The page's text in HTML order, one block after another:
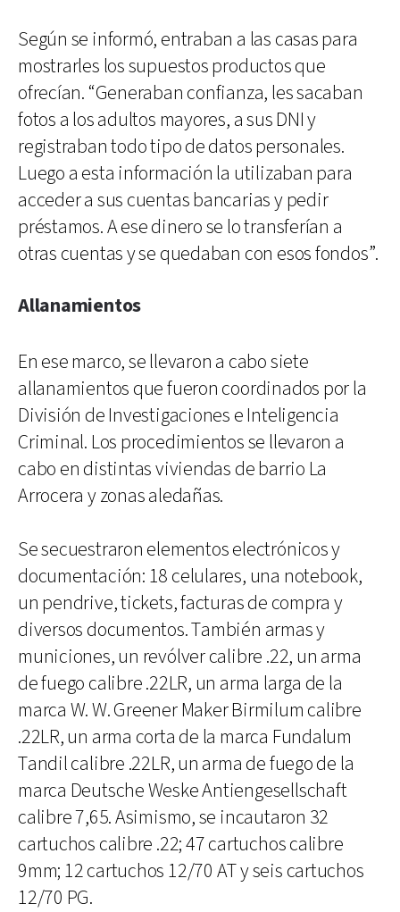
Según se informó, entraban a las casas para
mostrarles los supuestos productos que
ofrecían. “Generaban confianza, les sacaban
fotos a los adultos mayores, a sus DNI y
registraban todo tipo de datos personales.
Luego a esta información la utilizaban para
acceder a sus cuentas bancarias y pedir
préstamos. A ese dinero se lo transferían a
otras cuentas y se quedaban con esos fondos”.
Allanamientos
En ese marco, se llevaron a cabo siete
allanamientos que fueron coordinados por la
División de Investigaciones e Inteligencia
Criminal. Los procedimientos se llevaron a
cabo en distintas viviendas de barrio La
Arrocera y zonas aledañas.
Se secuestraron elementos electrónicos y
documentación: 18 celulares, una notebook,
un pendrive, tickets, facturas de compra y
diversos documentos. También armas y
municiones, un revólver calibre .22, un arma
de fuego calibre .22LR, un arma larga de la
marca W. W. Greener Maker Birmilum calibre
.22LR, un arma corta de la marca Fundalum
Tandil calibre .22LR, un arma de fuego de la
marca Deutsche Weske Antiengesellschaft
calibre 7,65. Asimismo, se incautaron 32
cartuchos calibre .22; 47 cartuchos calibre
9mm; 12 cartuchos 12/70 AT y seis cartuchos
12/70 PG.